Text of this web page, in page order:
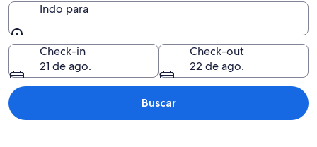
Indo para
Indo para
Check-in
21 de ago.
Check-out
22 de ago.
Buscar